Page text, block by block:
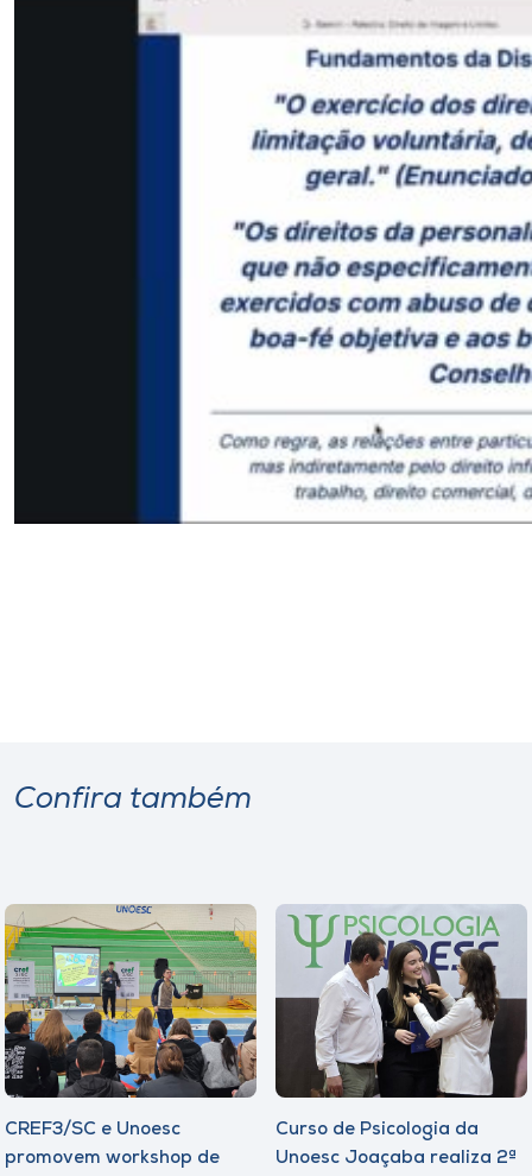
Confira também
CREF3/SC e Unoesc
promovem workshop de
Curso de Psicologia da
Unoesc Joaçaba realiza 2ª